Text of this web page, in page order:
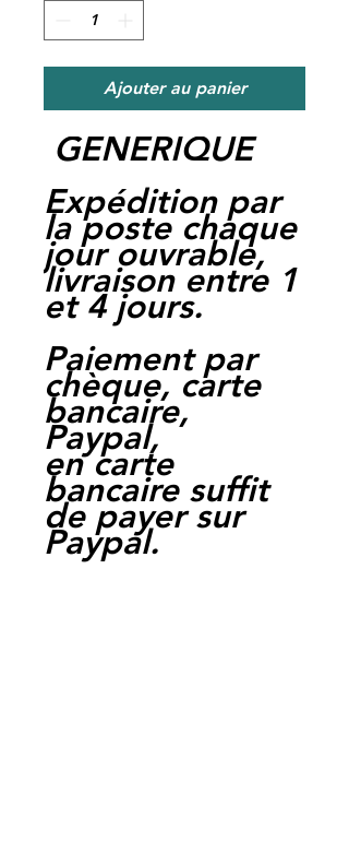
Ajouter au panier
GENERIQUE
Expédition par
la poste chaque
jour ouvrable,
livraison entre 1
et 4 jours.
Paiement par
chèque, carte
bancaire,
Paypal,
en carte
bancaire suffit
de payer sur
Paypal.